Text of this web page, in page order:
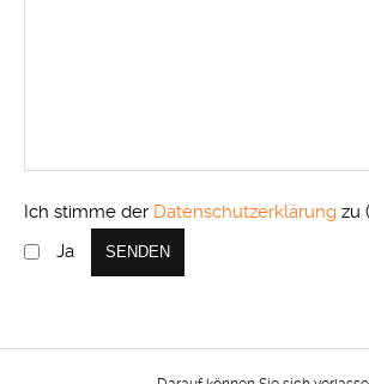
Ich stimme der Datenschutzerklärung zu
Ja